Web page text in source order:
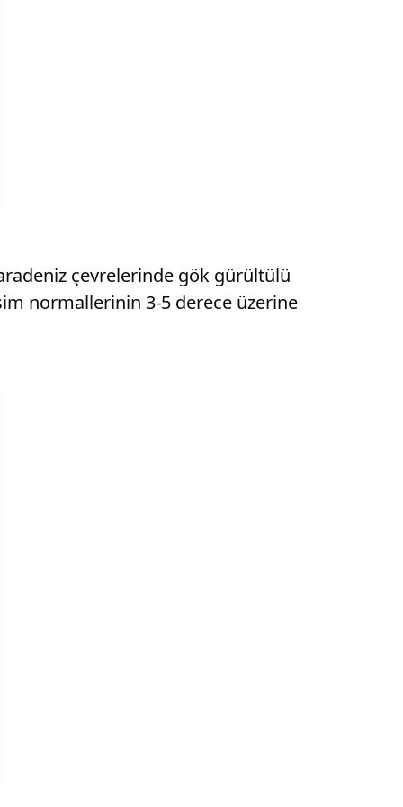
çevrelerinde gök gürültülü
normallerinin 3-5 derece üzerine